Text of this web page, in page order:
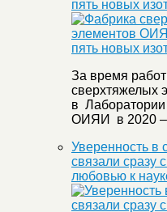
пять новых
За время
сверхтяжелых
в
ОИЯИ в 2020 –
Уверенность в
связали сразу
любовью к